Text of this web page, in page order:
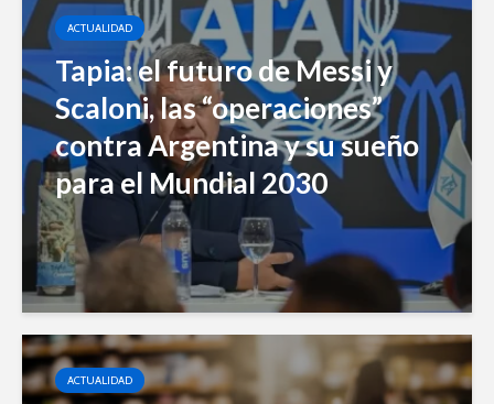
ACTUALIDAD
Tapia: el futuro de Messi y
Scaloni, las “operaciones”
contra Argentina y su sueño
para el Mundial 2030
ACTUALIDAD